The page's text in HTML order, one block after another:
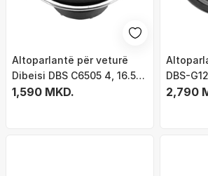
Altoparlantë për veturë
Dibeisi DBS C6505 4, 16.5
cm, 250W, i zi
1,590 MKD.
DBS-
Ohm
2,790